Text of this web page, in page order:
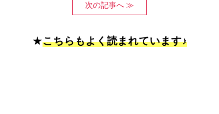
次の記事へ ≫
★こちらもよく読まれています♪